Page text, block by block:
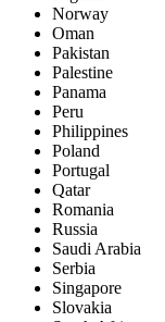
Norway
Oman
Pakistan
Palestine
Panama
Peru
Philippines
Poland
Portugal
Qatar
Romania
Russia
Saudi Arabia
Serbia
Singapore
Slovakia